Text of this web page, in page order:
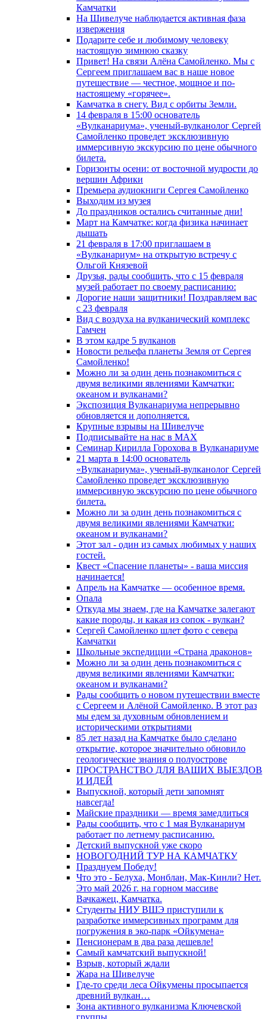
Камчатки
На Шивелуче наблюдается активная фаза
извержения
Подарите себе и любимому человеку
настоящую зимнюю сказку
Привет! На связи Алёна Самойленко. Мы с
Сергеем приглашаем вас в наше новое
путешествие — честное, мощное и по-
настоящему «горячее».
Камчатка в снегу. Вид с орбиты Земли.
14 февраля в 15:00 основатель
«Вулканариума», ученый-вулканолог Сергей
Самойленко проведет эксклюзивную
иммерсивную экскурсию по цене обычного
билета.
Горизонты осени: от восточной мудрости до
вершин Африки
Премьера аудиокниги Сергея Самойленко
Выходим из музея
До праздников остались считанные дни!
Март на Камчатке: когда физика начинает
дышать
21 февраля в 17:00 приглашаем в
«Вулканариум» на открытую встречу с
Ольгой Князевой
Друзья, рады сообщить, что с 15 февраля
музей работает по своему расписанию:
Дорогие наши защитники! Поздравляем вас
с 23 февраля
Вид с воздуха на вулканический комплекс
Гамчен
В этом кадре 5 вулканов
Новости рельефа планеты Земля от Сергея
Самойленко!
Можно ли за один день познакомиться с
двумя великими явлениями Камчатки:
океаном и вулканами?
Экспозиция Вулканариума непрерывно
обновляется и дополняется.
Крупные взрывы на Шивелуче
Подписывайте на нас в MAX
Семинар Кирилла Горохова в Вулканариуме
21 марта в 14:00 основатель
«Вулканариума», ученый-вулканолог Сергей
Самойленко проведет эксклюзивную
иммерсивную экскурсию по цене обычного
билета.
Можно ли за один день познакомиться с
двумя великими явлениями Камчатки:
океаном и вулканами?
Этот зал - один из самых любимых у наших
гостей.
Квест «Спасение планеты» - ваша миссия
начинается!
Апрель на Камчатке — особенное время.
Опала
Откуда мы знаем, где на Камчатке залегают
какие породы, и какая из сопок - вулкан?
Сергей Самойленко шлет фото с севера
Камчатки
Школьные экспедиции «Страна драконов»
Можно ли за один день познакомиться с
двумя великими явлениями Камчатки:
океаном и вулканами?
Рады сообщить о новом путешествии вместе
с Сергеем и Алёной Самойленко. В этот раз
мы едем за духовным обновлением и
историческими открытиями
85 лет назад на Камчатке было сделано
открытие, которое значительно обновило
геологические знания о полуострове
ПРОСТРАНСТВО ДЛЯ ВАШИХ ВЫЕЗДОВ
И ИДЕЙ
Выпускной, который дети запомнят
навсегда!
Майские праздники — время замедлиться
Рады сообщить, что с 1 мая Вулканариум
работает по летнему расписанию.
Детский выпускной уже скоро
НОВОГОДНИЙ ТУР НА КАМЧАТКУ
Празднуем Победу!
Что это - Белуха, Монблан, Мак-Кинли? Нет.
Это май 2026 г. на горном массиве
Вачкажец, Камчатка.
Студенты НИУ ВШЭ приступили к
разработке иммерсивных программ для
погружения в эко-парк «Ойкумена»
Пенсионерам в два раза дешевле!
Самый камчатский выпускной!
Взрыв, который ждали
Жара на Шивелуче
Где-то среди леса Ойкумены просыпается
древний вулкан…
Зона активного вулканизма Ключевской
группы